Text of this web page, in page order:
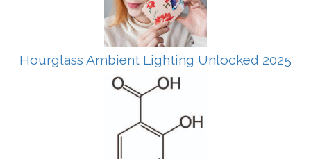
Hourglass Ambient Lighting Unlocked 2025